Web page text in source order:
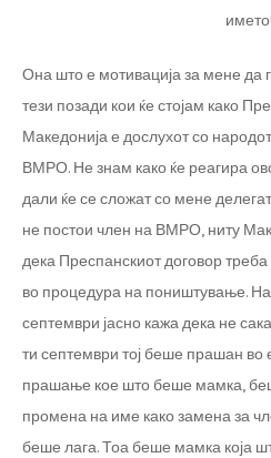
името!
Она што е мотивација за мене да
тези позади кои ќе стојам како
Македонија е дослухот со
ВМРО. Не знам како ќе реагира
дали ќе се сложат со мене
не постои член на ВМРО, ниту
дека Преспанскиот договор
во процедура на поништување.
септември јасно кажа дека не
ти септември тој беше прашан
прашање кое што беше мамка,
промена на име како замена за
беше лага. Тоа беше мамка која